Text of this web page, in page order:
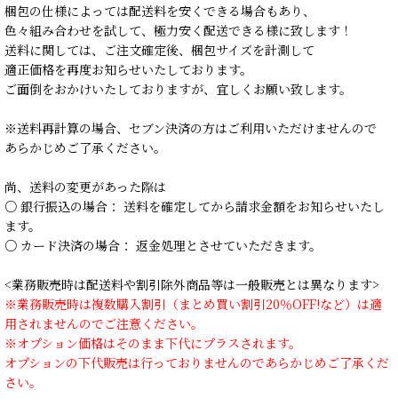
梱包の仕様によっては配送料を安くできる場合もあり、
色々組み合わせを試して、極力安く配送できる様に致します！
送料に関しては、ご注文確定後、梱包サイズを計測して
適正価格を再度お知らせいたしております。
ご面倒をおかけいたしておりますが、宜しくお願い致します。
※送料再計算の場合、セブン決済の方はご利用いただけませんので
あらかじめご了承ください。
尚、送料の変更があった際は
○ 銀行振込の場合： 送料を確定してから請求金額をお知らせいたし
ます。
○ カード決済の場合： 返金処理とさせていただきます。
<業務販売時は配送料や割引除外商品等は一般販売とは異なります>
※業務販売時は複数購入割引（まとめ買い割引20％OFF!など）は適
用されませんのでご注意ください。
※オプション価格はそのまま下代にプラスされます。
オプションの下代販売は行っておりませんのであらかじめご了承くだ
さい。